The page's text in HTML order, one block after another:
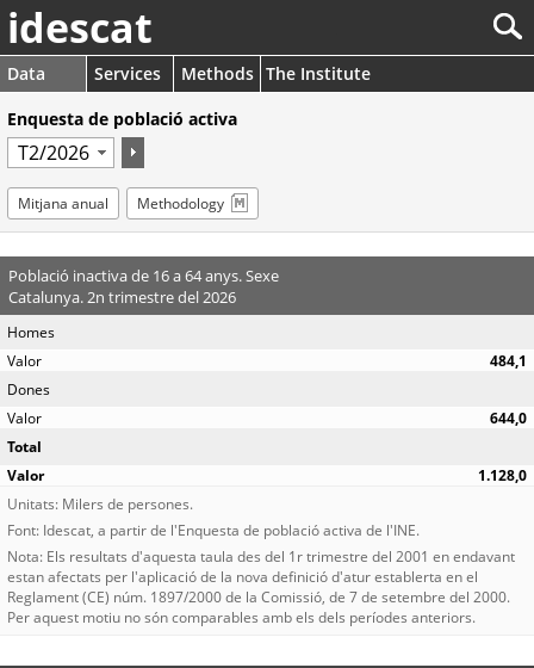
idescat
Data Services Methods The Institute
Enquesta de població activa
Mitjana anual Methodology
Població inactiva de 16 a 64 anys. Sexe
Catalunya. 2n trimestre del 2026
Homes
484,1
Dones
644,0
Total
1.128,0
Unitats: Milers de persones.
Font: Idescat, a partir de l'Enquesta de població activa de l'INE.
Nota: Els resultats d'aquesta taula des del 1r trimestre del 2001 en endavant
estan afectats per l'aplicació de la nova definició d'atur establerta en el
Reglament (CE) núm. 1897/2000 de la Comissió, de 7 de setembre del 2000.
Per aquest motiu no són comparables amb els dels períodes anteriors.